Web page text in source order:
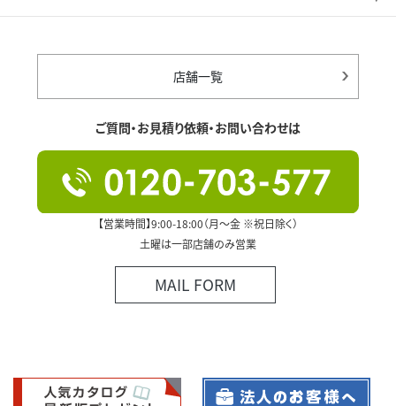
店舗一覧
ご質問・お見積り依頼・お問い合わせは
【営業時間】9:00-18:00（月～金 ※祝日除く）
土曜は一部店舗のみ営業
MAIL FORM